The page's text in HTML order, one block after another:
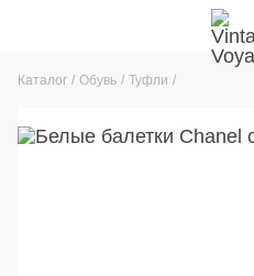
Каталог Обувь Туфли